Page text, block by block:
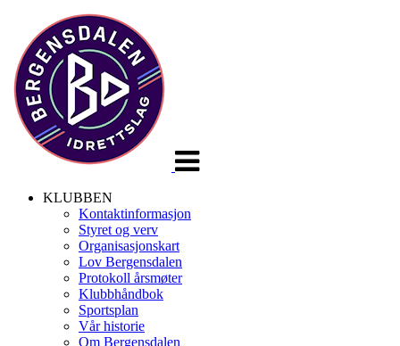
KLUBBEN
Kontaktinformasjon
Styret og verv
Organisasjonskart
Lov Bergensdalen
Protokoll årsmøter
Klubbhåndbok
Sportsplan
Vår historie
Om Bergensdalen